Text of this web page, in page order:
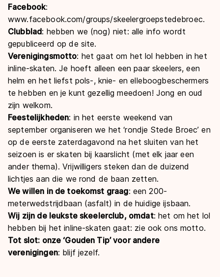
Facebook:
www.facebook.com/groups/skeelergroepstedebroec.
Clubblad: hebben we (nog) niet: alle info wordt
gepubliceerd op de site.
Verenigingsmotto: het gaat om het lol hebben in het
inline-skaten. Je hoeft alleen een paar skeelers, een
helm en het liefst pols-, knie- en elleboogbeschermers
te hebben en je kunt gezellig meedoen! Jong en oud
zijn welkom.
Feestelijkheden: in het eerste weekend van
september organiseren we het ‘rondje Stede Broec’ en
op de eerste zaterdagavond na het sluiten van het
seizoen is er skaten bij kaarslicht (met elk jaar een
ander thema). Vrijwilligers steken dan de duizend
lichtjes aan die we rond de baan zetten.
We willen in de toekomst graag: een 200-
meterwedstrijdbaan (asfalt) in de huidige ijsbaan.
Wij zijn de leukste skeelerclub, omdat: het om het lol
hebben bij het inline-skaten gaat: zie ook ons motto.
Tot slot: onze ‘Gouden Tip’ voor andere
verenigingen: blijf jezelf.